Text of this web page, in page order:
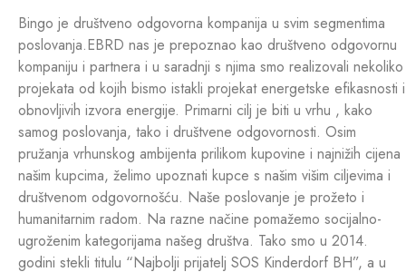
Bingo je društveno odgovorna kompanija u svim segmentima
poslovanja.EBRD nas je prepoznao kao društveno odgovornu
kompaniju i partnera i u saradnji s njima smo realizovali nekoliko
projekata od kojih bismo istakli projekat energetske efikasnosti i
obnovljivih izvora energije. Primarni cilj je biti u vrhu , kako
samog poslovanja, tako i društvene odgovornosti. Osim
pružanja vrhunskog ambijenta prilikom kupovine i najnižih cijena
našim kupcima, želimo upoznati kupce s našim višim ciljevima i
društvenom odgovornošću. Naše poslovanje je prožeto i
humanitarnim radom. Na razne načine pomažemo socijalno-
ugroženim kategorijama našeg društva. Tako smo u 2014.
godini stekli titulu “Najbolji prijatelj SOS Kinderdorf BH”, a u